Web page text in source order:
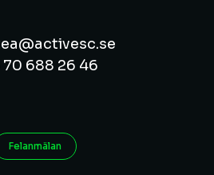
70 688 26 46
Felanmälan